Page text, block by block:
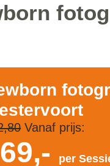
Vanaf prijs:
per